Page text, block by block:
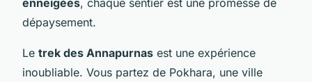
dépaysement.
Le trek des Annapurnas est une expérience
inoubliable. Vous partez de Pokhara, une ville